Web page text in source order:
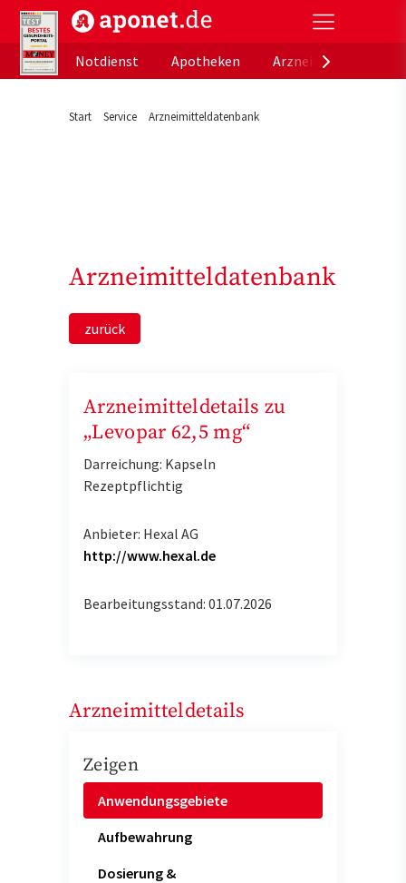
aponet.de - Das offizielle Gesundheitsportal der
Notdienst
Apotheken
Start Service Arzneimitteldatenbank
Arzneimitteldatenbank
zurück
Arzneimitteldetails zu
„Levopar 62,5 mg“
Darreichung: Kapseln
Rezeptpflichtig
Anbieter: Hexal AG
http://www.hexal.de
Bearbeitungsstand: 01.07.2026
Arzneimitteldetails
Zeigen
Anwendungsgebiete
Aufbewahrung
Dosierung &